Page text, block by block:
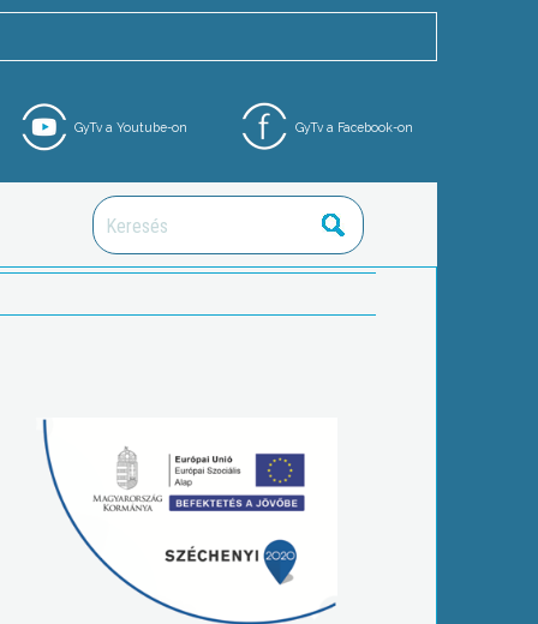
GyTv a Facebook-on
GyTv a Youtube-on